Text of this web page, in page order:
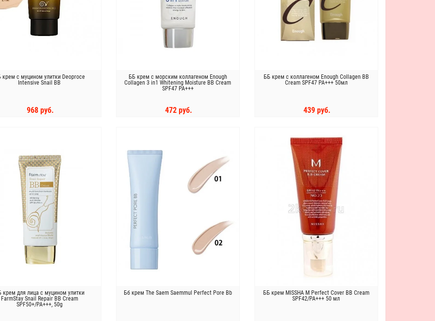
крем с муцином улитки Deoproce
Intensive Snail BB
968 руб.
ББ крем с морским коллагеном Enough
Collagen 3 in1 Whitening Moisture BB Сream
SPF47 PA+++
472 руб.
ББ крем с коллагеном Enough Collagen BB
Cream SPF47 PA+++ 50мл
439 руб.
крем для лица с муцином улитки
FarmStay Snail Repair BB Cream
SPF50+/PA+++, 50g
Бб крем The Saem Saemmul Perfect Pore Bb
ББ крем MISSHA M Perfect Cover BB Cream
SPF42/PA+++ 50 мл